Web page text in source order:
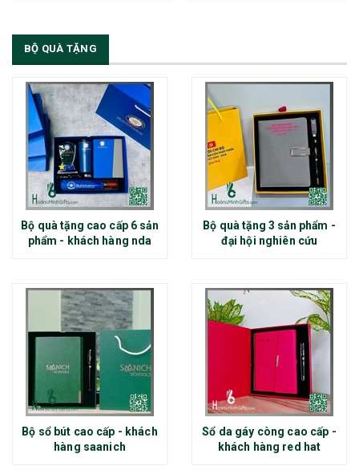
BỘ QUÀ TẶNG
Bộ quà tặng cao cấp 6 sản
phẩm - khách hàng nda
Bộ quà tặng 3 sản phẩm -
đại hội nghiên cứu
Bộ sổ bút cao cấp - khách
hàng saanich
Sổ da gáy còng cao cấp -
khách hàng red hat